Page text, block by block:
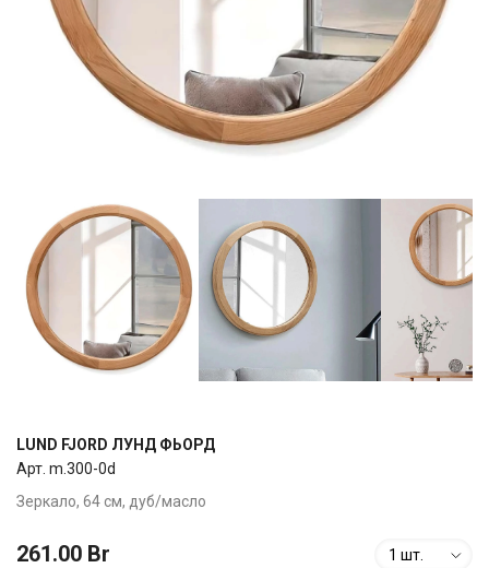
LUND FJORD ЛУНД ФЬОРД
Арт. m.300-0d
Зеркало, 64 см, дуб/масло
261.00 Br 1 шт.